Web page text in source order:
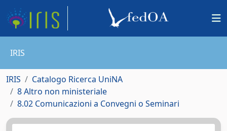
IRIS
IRIS
Catalogo Ricerca UniNA
8 Altro non ministeriale
8.02 Comunicazioni a Convegni o Seminari